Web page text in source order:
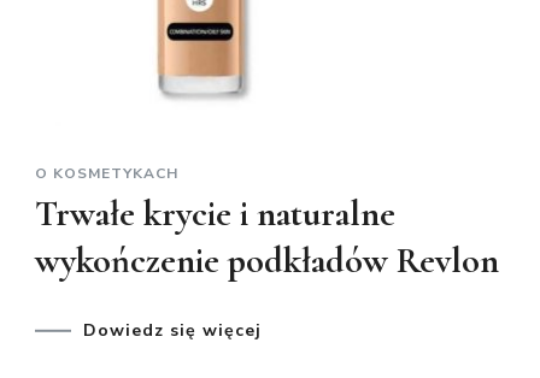
O KOSMETYKACH
Trwałe krycie i naturalne
wykończenie podkładów Revlon
Dowiedz się więcej